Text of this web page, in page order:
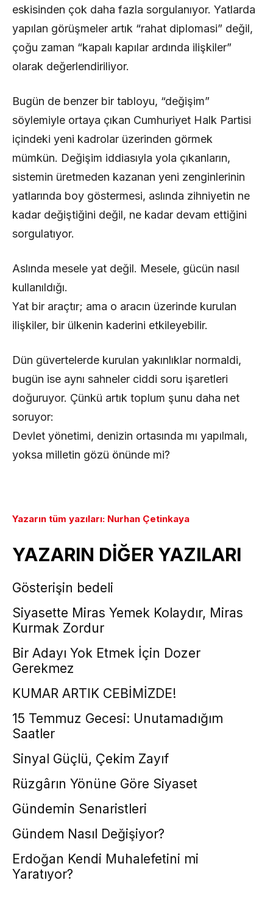
eskisinden çok daha fazla sorgulanıyor. Yatlarda
yapılan görüşmeler artık “rahat diplomasi” değil,
çoğu zaman “kapalı kapılar ardında ilişkiler”
olarak değerlendiriliyor.
Bugün de benzer bir tabloyu, “değişim”
söylemiyle ortaya çıkan Cumhuriyet Halk Partisi
içindeki yeni kadrolar üzerinden görmek
mümkün. Değişim iddiasıyla yola çıkanların,
sistemin üretmeden kazanan yeni zenginlerinin
yatlarında boy göstermesi, aslında zihniyetin ne
kadar değiştiğini değil, ne kadar devam ettiğini
sorgulatıyor.
Aslında mesele yat değil. Mesele, gücün nasıl
kullanıldığı.
Yat bir araçtır; ama o aracın üzerinde kurulan
ilişkiler, bir ülkenin kaderini etkileyebilir.
Dün güvertelerde kurulan yakınlıklar normaldi,
bugün ise aynı sahneler ciddi soru işaretleri
doğuruyor. Çünkü artık toplum şunu daha net
soruyor:
Devlet yönetimi, denizin ortasında mı yapılmalı,
yoksa milletin gözü önünde mi?
Yazarın tüm yazıları: Nurhan Çetinkaya
YAZARIN DİĞER YAZILARI
Gösterişin bedeli
Siyasette Miras Yemek Kolaydır, Miras
Kurmak Zordur
Bir Adayı Yok Etmek İçin Dozer
Gerekmez
KUMAR ARTIK CEBİMİZDE!
15 Temmuz Gecesi: Unutamadığım
Saatler
Sinyal Güçlü, Çekim Zayıf
Rüzgârın Yönüne Göre Siyaset
Gündemin Senaristleri
Gündem Nasıl Değişiyor?
Erdoğan Kendi Muhalefetini mi
Yaratıyor?